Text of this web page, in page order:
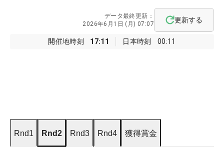
開催地時刻 17:11 日本時刻 00:11
データ最終更新：
2026年6月1日 (月) 07:07
更新する
Rnd1 Rnd2 Rnd3 Rnd4 獲得賞金